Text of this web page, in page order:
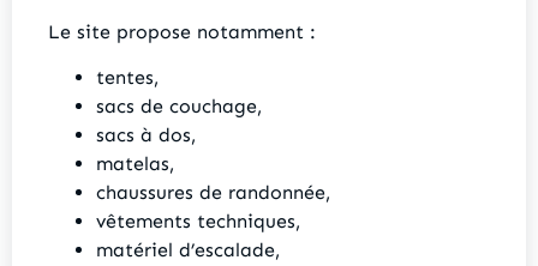
Le site propose notamment :
tentes,
sacs de couchage,
sacs à dos,
matelas,
chaussures de randonnée,
vêtements techniques,
matériel d’escalade,